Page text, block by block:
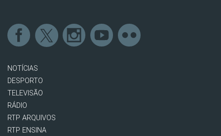
NOTÍCIAS
DESPORTO
TELEVISÃO
RÁDIO
RTP ARQUIVOS
RTP ENSINA